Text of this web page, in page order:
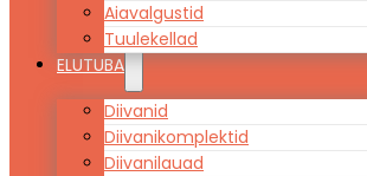
Aiavalgustid
Tuulekellad
ELUTUBA
Diivanid
Diivanikomplektid
Diivanilauad